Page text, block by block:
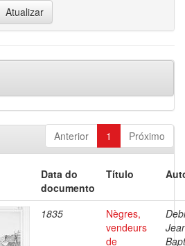
Anterior 1 Próximo
Data do
documento
Título
1835
Nègres,
vendeurs
de